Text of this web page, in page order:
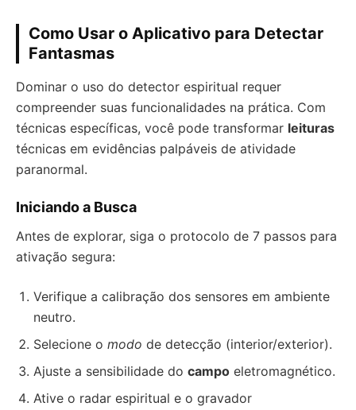
Como Usar o Aplicativo para Detectar
Fantasmas
Dominar o uso do detector espiritual requer
compreender suas funcionalidades na prática. Com
técnicas específicas, você pode transformar leituras
técnicas em evidências palpáveis de atividade
paranormal.
Iniciando a Busca
Antes de explorar, siga o protocolo de 7 passos para
ativação segura:
Verifique a calibração dos sensores em ambiente
neutro.
Selecione o modo de detecção (interior/exterior).
Ajuste a sensibilidade do campo eletromagnético.
Ative o radar espiritual e o gravador